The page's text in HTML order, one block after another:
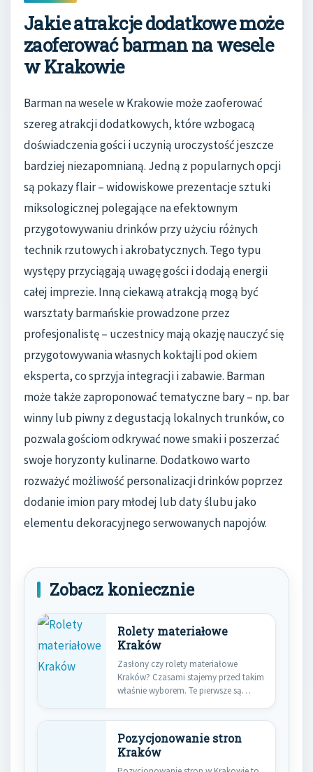
Jakie atrakcje dodatkowe może
zaoferować barman na wesele
w Krakowie
Barman na wesele w Krakowie może zaoferować
szereg atrakcji dodatkowych, które wzbogacą
doświadczenia gości i uczynią uroczystość jeszcze
bardziej niezapomnianą. Jedną z popularnych opcji
są pokazy flair – widowiskowe prezentacje sztuki
miksologicznej polegające na efektownym
przygotowywaniu drinków przy użyciu różnych
technik rzutowych i akrobatycznych. Tego typu
występy przyciągają uwagę gości i dodają energii
całej imprezie. Inną ciekawą atrakcją mogą być
warsztaty barmańskie prowadzone przez
profesjonalistę – uczestnicy mają okazję nauczyć się
przygotowywania własnych koktajli pod okiem
eksperta, co sprzyja integracji i zabawie. Barman
może także zaproponować tematyczne bary – np. bar
winny lub piwny z degustacją lokalnych trunków, co
pozwala gościom odkrywać nowe smaki i poszerzać
swoje horyzonty kulinarne. Dodatkowo warto
rozważyć możliwość personalizacji drinków poprzez
dodanie imion pary młodej lub daty ślubu jako
elementu dekoracyjnego serwowanych napojów.
Zobacz koniecznie
Rolety materiałowe
Kraków
Zasłony czy rolety materiałowe
Kraków? Czasami stajemy przed takim
właśnie wyborem. Te pierwsze są
Pozycjonowanie stron
Kraków